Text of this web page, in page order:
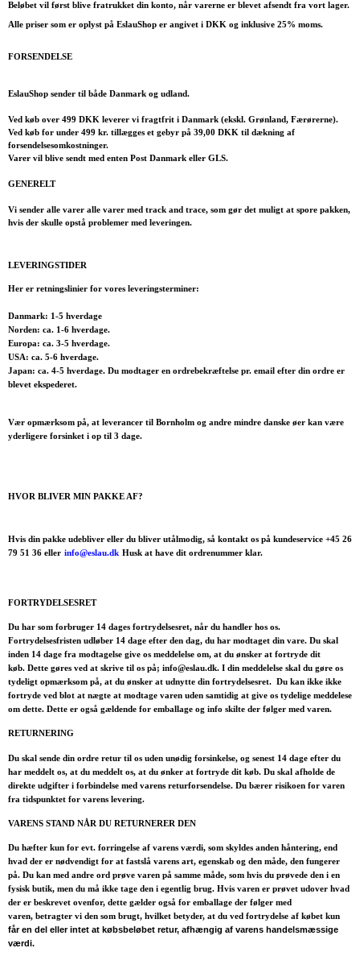
Beløbet vil først blive fratrukket din konto, når varerne er blevet afsendt fra vort lager.
Alle priser som er oplyst på EslauShop er angivet i DKK og inklusive 25% moms.
FORSENDELSE
EslauShop sender til både Danmark og udland.
Ved køb over 499 DKK leverer vi fragtfrit i Danmark (ekskl. Grønland, Færørerne).
Ved køb for under 499 kr. tillægges et gebyr på 39,00 DKK til dækning af
forsendelsesomkostninger.
Varer vil blive sendt med enten Post Danmark eller GLS.
GENERELT
Vi sender alle varer alle varer med track and trace, som gør det muligt at spore pakken,
hvis der skulle opstå problemer med leveringen.
LEVERINGSTIDER
Her er retningslinier for vores leveringsterminer:
Danmark: 1-5 hverdage
Norden: ca. 1-6 hverdage.
Europa: ca. 3-5 hverdage.
USA: ca. 5-6 hverdage.
Japan: ca. 4-5 hverdage. Du modtager en ordrebekræftelse pr. email efter din ordre er
blevet ekspederet.
Vær opmærksom på, at leverancer til Bornholm og andre mindre danske øer kan være
yderligere forsinket i op til 3 dage.
HVOR BLIVER MIN PAKKE AF?
Hvis din pakke udebliver eller du bliver utålmodig, så kontakt os på kundeservice +45 26
79 51 36 eller info@eslau.dk Husk at have dit ordrenummer klar.
FORTRYDELSESRET
Du har som forbruger 14 dages fortrydelsesret, når du handler hos os.
Fortrydelsesfristen udløber 14 dage efter den dag, du har modtaget din vare. Du skal
inden 14 dage fra modtagelse give os meddelelse om, at du ønsker at fortryde dit
køb. Dette gøres ved at skrive til os på; info@eslau.dk. I din meddelelse skal du gøre os
tydeligt opmærksom på, at du ønsker at udnytte din fortrydelsesret. Du kan ikke ikke
fortryde ved blot at nægte at modtage varen uden samtidig at give os tydelige meddelese
om dette. Dette er også gældende for emballage og info skilte der følger med varen.
RETURNERING
Du skal sende din ordre retur til os uden unødig forsinkelse, og senest 14 dage efter du
har meddelt os, at du meddelt os, at du ønker at fortryde dit køb. Du skal afholde de
direkte udgifter i forbindelse med varens returforsendelse. Du bærer risikoen for varen
fra tidspunktet for varens levering.
VARENS STAND NÅR DU RETURNERER DEN
Du hæfter kun for evt. forringelse af varens værdi, som skyldes anden håntering, end
hvad der er nødvendigt for at fastslå varens art, egenskab og den måde, den fungerer
på. Du kan med andre ord prøve varen på samme måde, som hvis du prøvede den i en
fysisk butik, men du må ikke tage den i egentlig brug. Hvis varen er prøvet udover hvad
der er beskrevet ovenfor, dette gælder også for emballage der følger med
varen, betragter vi den som brugt, hvilket betyder, at du ved fortrydelse af købet kun
får en del eller intet at købsbeløbet retur, afhængig af varens handelsmæssige
værdi.